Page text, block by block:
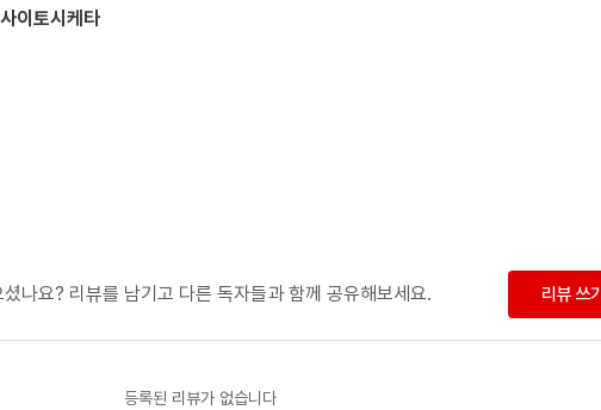
사이토시케타
나요? 리뷰를 남기고 다른 독자들과 함께 공유해보세요. 리뷰 쓰기
등록된 리뷰가 없습니다